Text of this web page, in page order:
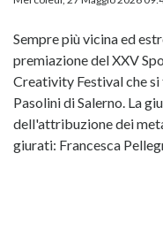
Sempre più vicina ed
premiazione del XXV
Creativity Festival che
Pasolini di Salerno. La
dell'attribuzione dei
giurati: Francesca